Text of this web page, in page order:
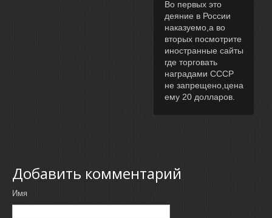
Во первых это
деяние в России
наказуемо,а во
вторых посмотрите
иностранные сайты
где торговать
наградами СССР
не запрещено,цена
ему 20 долларов.
Добавить комментарий
Имя